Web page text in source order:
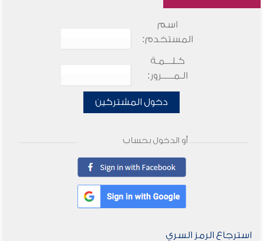
اسم
المستخدم:
كـلـــمـة
الـمـــــرور:
دخول المشتركين
أو الدخول بحساب
استرجاع الرمز السري